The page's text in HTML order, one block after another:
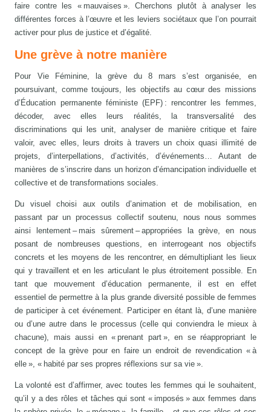
faire contre les « mauvaises ». Cherchons plutôt à analyser les
différentes forces à l’œuvre et les leviers sociétaux que l’on pourrait
activer pour plus de justice et d’égalité.
Une grève à notre manière
Pour Vie Féminine, la grève du 8 mars s’est organisée, en
poursuivant, comme toujours, les objectifs au cœur des missions
d’Éducation permanente féministe (EPF) : rencontrer les femmes,
décoder, avec elles leurs réalités, la transversalité des
discriminations qui les unit, analyser de manière critique et faire
valoir, avec elles, leurs droits à travers un choix quasi illimité de
projets, d’interpellations, d’activités, d’événements… Autant de
manières de s’inscrire dans un horizon d’émancipation individuelle et
collective et de transformations sociales.
Du visuel choisi aux outils d’animation et de mobilisation, en
passant par un processus collectif soutenu, nous nous sommes
ainsi lentement – mais sûrement – appropriées la grève, en nous
posant de nombreuses questions, en interrogeant nos objectifs
concrets et les moyens de les rencontrer, en démultipliant les lieux
qui y travaillent et en les articulant le plus étroitement possible. En
tant que mouvement d’éducation permanente, il est en effet
essentiel de permettre à la plus grande diversité possible de femmes
de participer à cet événement. Participer en étant là, d’une manière
ou d’une autre dans le processus (celle qui conviendra le mieux à
chacune), mais aussi en « prenant part », en se réappropriant le
concept de la grève pour en faire un endroit de revendication « à
elle », « habité par ses propres réflexions sur sa vie ».
La volonté est d’affirmer, avec toutes les femmes qui le souhaitent,
qu’il y a des rôles et tâches qui sont « imposés » aux femmes dans